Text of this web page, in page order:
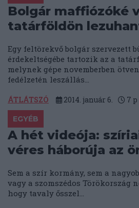
Bolgár maffiózóké
tatárföldön
Egy feltörekvő bolgár szervezett
érdekeltségébe tartozik az a
melynek gépe novemberben
fedélzetén leszállás...
ÁTLÁTSZÓ 2014. január 6. 7 p
EGYÉB
A hét videója:
véres háborúja az
Sem a szír kormány, sem a
vagy a szomszédos Törökország
hogy tavaly ősszel...